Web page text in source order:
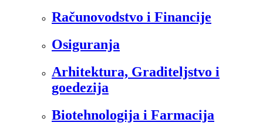
Računovodstvo i Financije
Osiguranja
Arhitektura, Graditeljstvo i
goedezija
Biotehnologija i Farmacija